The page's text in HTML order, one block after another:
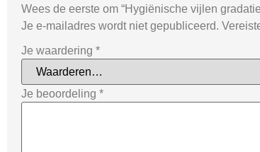
Wees de eerste om “Hygiënische vijlen
Je e-mailadres wordt niet gepubliceerd.
Je waardering *
Je beoordeling *